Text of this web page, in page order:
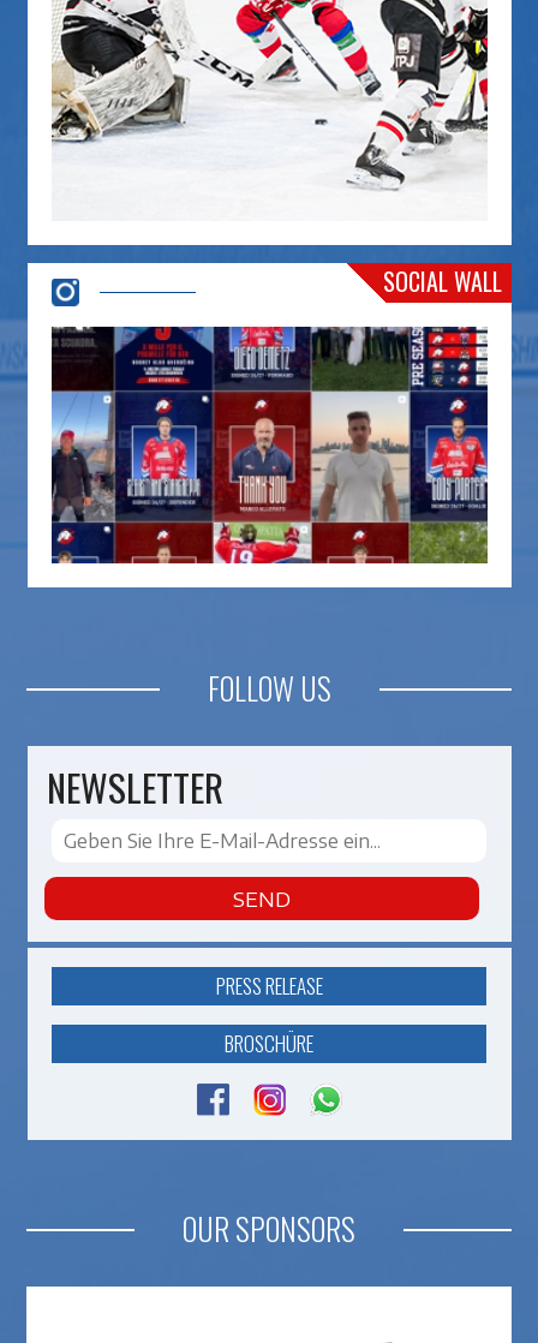
SOCIAL WALL
FOLLOW US
NEWSLETTER
SEND
PRESS RELEASE
BROSCHÜRE
OUR SPONSORS